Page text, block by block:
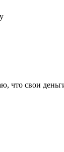
свои